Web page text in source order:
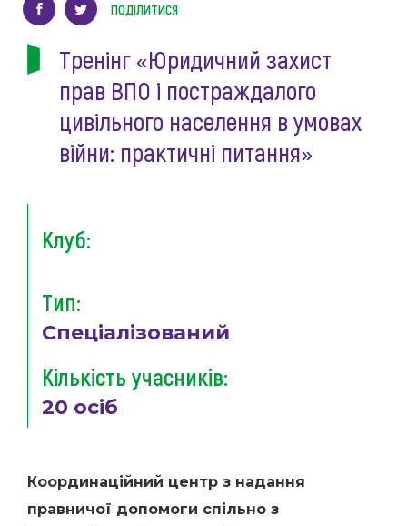
Тренінг «Юридичний захист
прав ВПО і постраждалого
цивільного населення в умовах
війни: практичні питання»
Клуб:
Тип:
Спеціалізований
Кількість учасників:
20 осіб
Координаційний центр з надання
правничої допомоги спільно з
ПОДІЛИТИСЯ